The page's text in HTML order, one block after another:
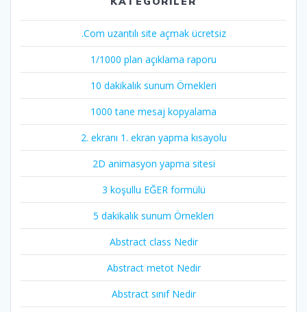
.Com uzantılı site açmak ücretsiz
1/1000 plan açıklama raporu
10 dakikalık sunum Örnekleri
1000 tane mesaj kopyalama
2. ekranı 1. ekran yapma kısayolu
2D animasyon yapma sitesi
3 koşullu EĞER formülü
5 dakikalık sunum Örnekleri
Abstract class Nedir
Abstract metot Nedir
Abstract sınıf Nedir